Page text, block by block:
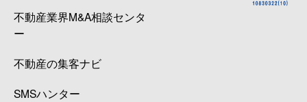
不動産業界M&A相談センタ
ー
不動産の集客ナビ
SMSハンター